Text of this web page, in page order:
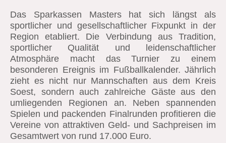
Das Sparkassen Masters hat sich längst als
sportlicher und gesellschaftlicher Fixpunkt in der
Region etabliert. Die Verbindung aus Tradition,
sportlicher Qualität und leidenschaftlicher
Atmosphäre macht das Turnier zu einem
besonderen Ereignis im Fußballkalender. Jährlich
zieht es nicht nur Mannschaften aus dem Kreis
Soest, sondern auch zahlreiche Gäste aus den
umliegenden Regionen an. Neben spannenden
Spielen und packenden Finalrunden profitieren die
Vereine von attraktiven Geld- und Sachpreisen im
Gesamtwert von rund 17.000 Euro.